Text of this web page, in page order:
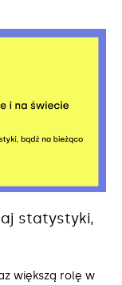
statystyki,
większą rolę w